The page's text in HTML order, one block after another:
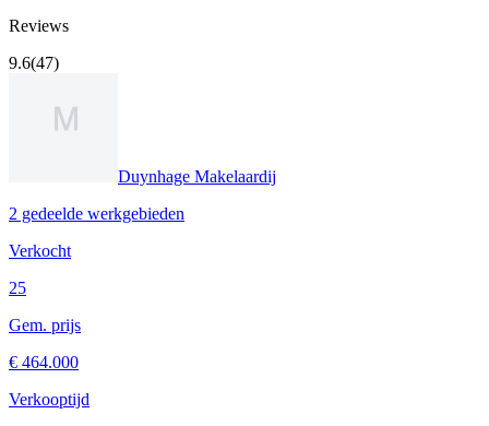
Reviews
9.6(47)
Duynhage Makelaardij
2 gedeelde werkgebieden
Verkocht
25
Gem. prijs
€ 464.000
Verkooptijd